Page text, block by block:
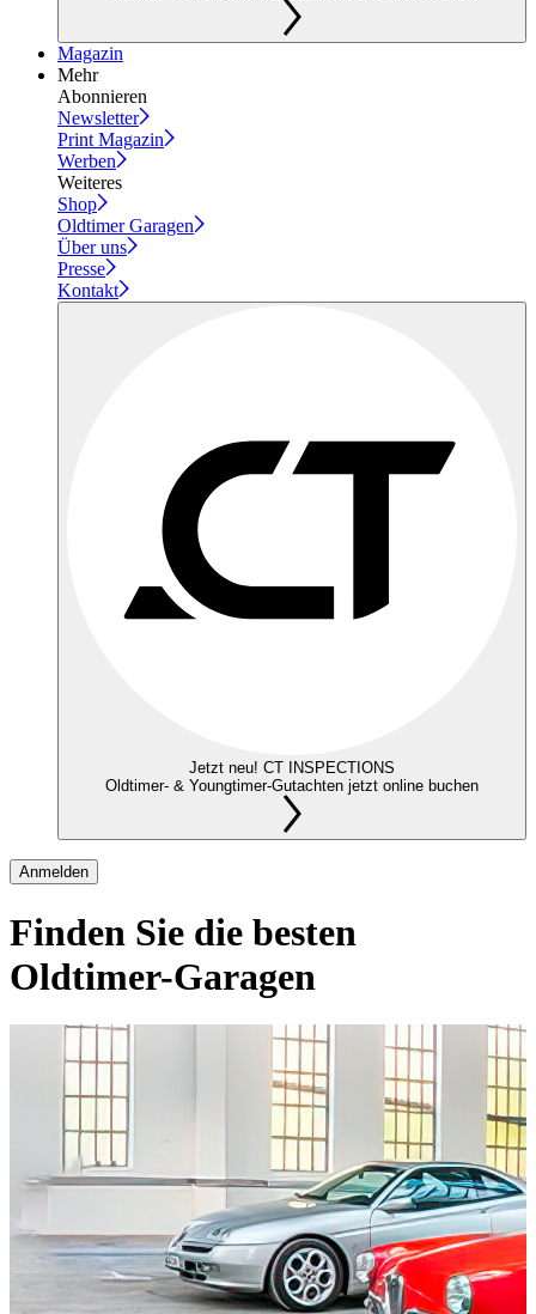
Magazin
Mehr
Abonnieren
Newsletter
Print Magazin
Werben
Weiteres
Shop
Oldtimer Garagen
Über uns
Presse
Kontakt
Jetzt neu! CT INSPECTIONS
Oldtimer- & Youngtimer-Gutachten jetzt online buchen
Anmelden
Finden Sie die besten
Oldtimer-Garagen